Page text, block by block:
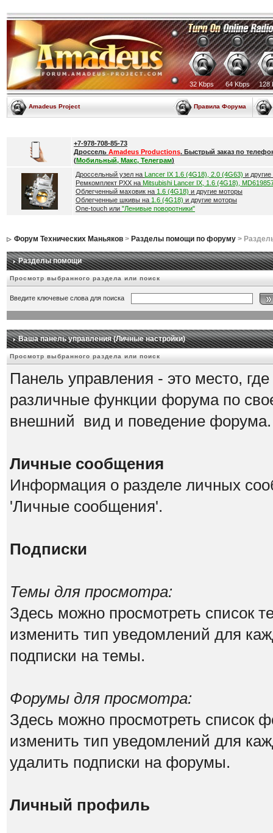
32 Kbps 64 Kbps 128
Amadeus Project Правила Форума
+7-978-708-85-73
Дроссель Amadeus Productions. Быстрый заказ по
(Мобильный, Макс, Телеграм)
Дроссельный узел на Lancer IX 1.6 (4G18), 2.0 (4G63) и
Ремкомплект РХХ на Mitsubishi Lancer IX, 1.6 (4G18),
Облегченный маховик на 1.6 (4G18) и другие моторы
Облегченные шкивы на 1.6 (4G18) и другие моторы
One-touch или "Ленивые поворотники"
Форум Технических Маньяков> Разделы помощи по форуму>
Разделы помощи
Просмотр выбранного раздела или поиск
Введите ключевые слова для поиска
Ваша панель управления (Личные настройки)
Просмотр выбранного раздела или поиск
Панель управления - это место,
различные функции форума по
внешний вид и поведение форума.
Личные сообщения
Информация о разделе личных
'Личные сообщения'.
Подписки
Темы для просмотра:
Здесь можно просмотреть список
изменить тип уведомлений для
подписки на темы.
Форумы для просмотра:
Здесь можно просмотреть список
изменить тип уведомлений для
удалить подписки на форумы.
Личный профиль